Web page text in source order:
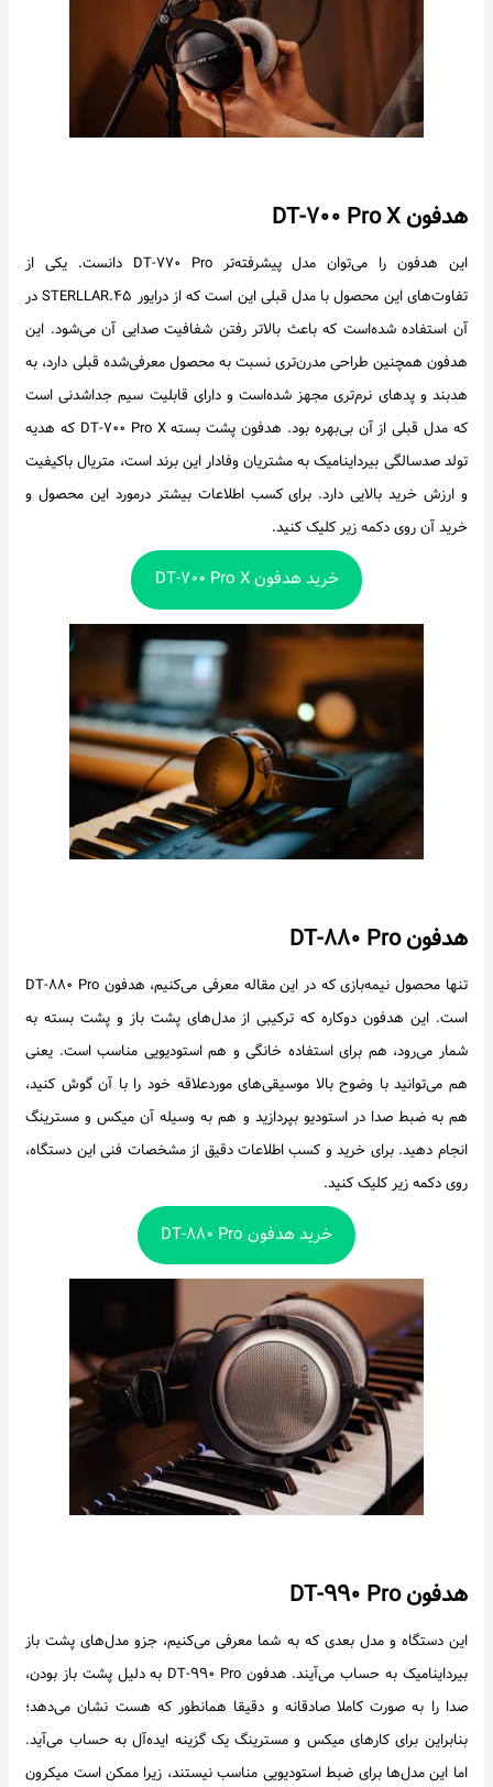
هدفون DT-۷۰۰ Pro X
این هدفون را می‌توان مدل پیشرفته‌تر DT-۷۷۰ Pro دانست. یکی از
تفاوت‌های این محصول با مدل قبلی این است که از درایور STERLLAR.۴۵ در
آن استفاده شده‌است که باعث بالاتر رفتن شفافیت صدایی آن می‌شود. این
هدفون همچنین طراحی مدرن‌تری نسبت به محصول معرفی‌شده قبلی دارد، به
هدبند و پدهای نرم‌تری مجهز شده‌است و دارای قابلیت سیم جداشدنی است
که مدل قبلی از آن بی‌بهره بود. هدفون پشت بسته DT-۷۰۰ Pro X که هدیه
تولد صدسالگی بیرداینامیک به مشتریان وفادار این برند است، متریال باکیفیت
و ارزش خرید بالایی دارد. برای کسب اطلاعات بیشتر درمورد این محصول و
خرید آن روی دکمه زیر کلیک کنید.
خرید هدفون DT-۷۰۰ Pro X
هدفون DT-۸۸۰ Pro
تنها محصول نیمه‌بازی که در این مقاله معرفی می‌کنیم، هدفون DT-۸۸۰ Pro
است. این هدفون دوکاره که ترکیبی از مدل‌های پشت باز و پشت بسته به
شمار می‌رود، هم برای استفاده خانگی و هم استودیویی مناسب است. یعنی
هم می‌توانید با وضوح بالا موسیقی‌های موردعلاقه خود را با آن گوش کنید،
هم به ضبط صدا در استودیو بپردازید و هم به وسیله آن میکس و مسترینگ
انجام دهید. برای خرید و کسب اطلاعات دقیق از مشخصات فنی این دستگاه،
روی دکمه زیر کلیک کنید.
خرید هدفون DT-۸۸۰ Pro
هدفون DT-۹۹۰ Pro
این دستگاه و مدل بعدی که به شما معرفی می‌کنیم، جزو مدل‌های پشت باز
بیرداینامیک به حساب می‌آیند. هدفون DT-۹۹۰ Pro به دلیل پشت باز بودن،
صدا را به صورت کاملا صادقانه و دقیقا همانطور که هست نشان می‌دهد؛
بنابراین برای کارهای میکس و مسترینگ یک گزینه ایده‌آل به حساب می‌آید.
اما این مدل‌ها برای ضبط استودیویی مناسب نیستند، زیرا ممکن است میکرون